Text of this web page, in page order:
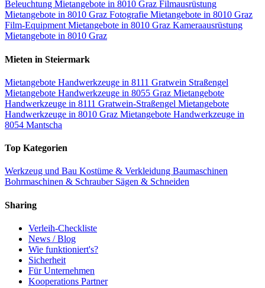
Beleuchtung Mietangebote in 8010 Graz Filmausrüstung
Mietangebote in 8010 Graz Fotografie Mietangebote in 8010 Graz
Film-Equipment Mietangebote in 8010 Graz Kameraausrüstung
Mietangebote in 8010 Graz
Mieten in Steiermark
Mietangebote Handwerkzeuge in 8111 Gratwein Straßengel
Mietangebote Handwerkzeuge in 8055 Graz Mietangebote
Handwerkzeuge in 8111 Gratwein-Straßengel Mietangebote
Handwerkzeuge in 8010 Graz Mietangebote Handwerkzeuge in
8054 Mantscha
Top Kategorien
Werkzeug und Bau Kostüme & Verkleidung Baumaschinen
Bohrmaschinen & Schrauber Sägen & Schneiden
Sharing
Verleih-Checkliste
News / Blog
Wie funktioniert's?
Sicherheit
Für Unternehmen
Kooperations Partner